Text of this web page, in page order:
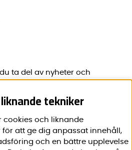
ta del av nyheter och
tekniker
cookies och liknande
för att ge dig anpassat innehåll,
och en bättre upplevelse